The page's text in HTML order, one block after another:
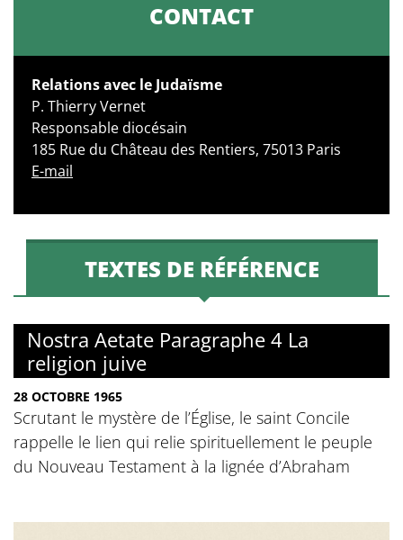
CONTACT
Relations avec le Judaïsme
P. Thierry Vernet
Responsable diocésain
185 Rue du Château des Rentiers, 75013 Paris
E-mail
TEXTES DE RÉFÉRENCE
Nostra Aetate Paragraphe 4 La
religion juive
28 OCTOBRE 1965
Scrutant le mystère de l’Église, le saint Concile
rappelle le lien qui relie spirituellement le peuple
du Nouveau Testament à la lignée d’Abraham